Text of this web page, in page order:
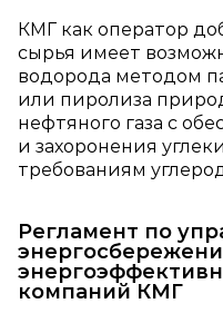
КМГ как оператор
сырья имеет
водорода методом
или пиролиза
нефтяного газа с
и захоронения
требованиям
Регламент по
компаний КМГ